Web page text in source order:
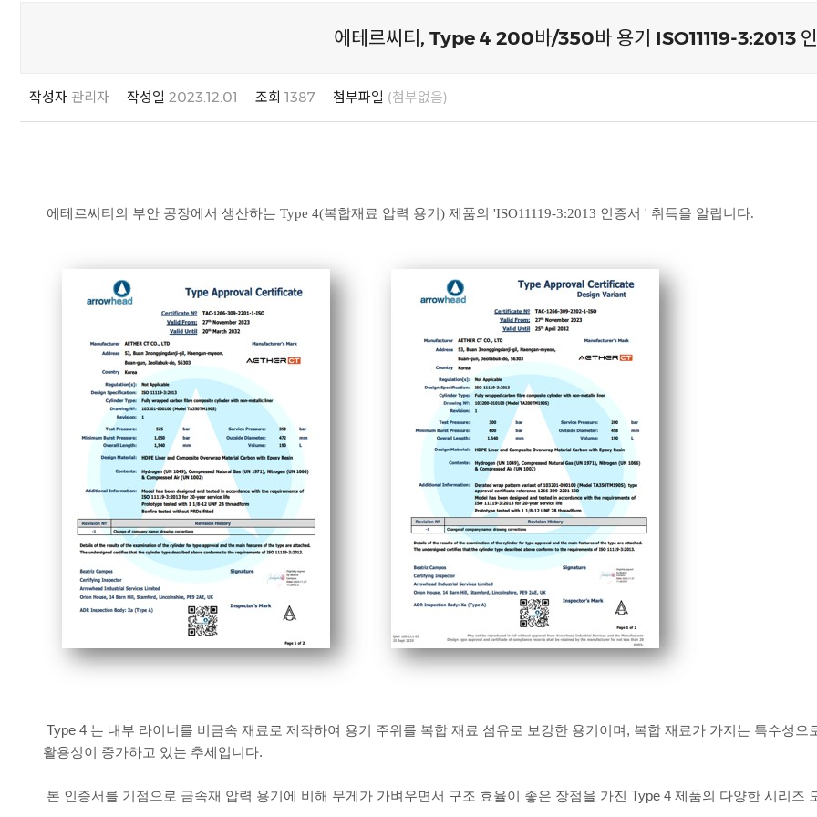
에테르씨티, Type 4 200바/350바 용기 ISO11119-3:2013
작성자 관리자 작성일 2023.12.01 조회 1387 첨부파일 (첨부없음)
에테르씨티의 부안 공장에서 생산하는 Type 4(복합재료 압력 용기) 제품의 'ISO11119-3:2013 인증서 ' 취득을 알립니다.
Type 4 는 내부 라이너를 비금속 재료로 제작하여 용기 주위를 복합 재료 섬유로 보강한 용기이며, 복합 재료가 가지는 특수성으
활용성이 증가하고 있는 추세입니다.
본 인증서를 기점으로 금속재 압력 용기에 비해 무게가 가벼우면서 구조 효율이 좋은 장점을 가진 Type 4 제품의 다양한 시리즈